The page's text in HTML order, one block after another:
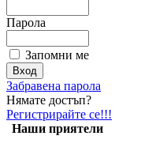
Парола
Запомни ме
Забравена парола
Нямате достъп?
Регистрирайте се!!!
Наши приятели